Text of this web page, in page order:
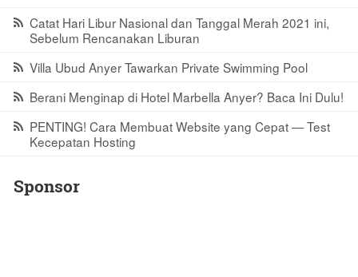
Catat Hari Libur Nasional dan Tanggal Merah 2021 ini,
Sebelum Rencanakan Liburan
Villa Ubud Anyer Tawarkan Private Swimming Pool
Berani Menginap di Hotel Marbella Anyer? Baca Ini Dulu!
PENTING! Cara Membuat Website yang Cepat — Test
Kecepatan Hosting
Sponsor